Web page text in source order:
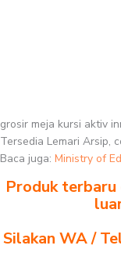
grosir meja kursi aktiv
Tersedia Lemari Arsip,
Baca juga: Ministry of
Produk terbaru
Silakan WA /